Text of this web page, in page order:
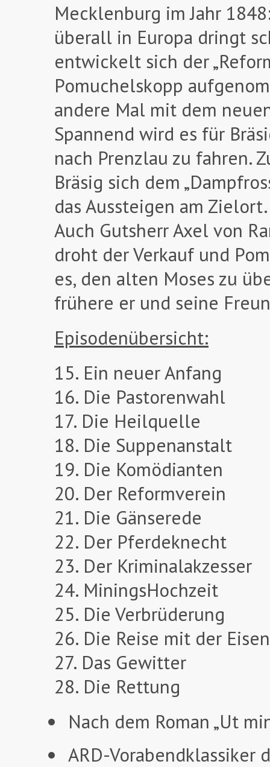
Mecklenburg im Jahr
überall in Europa dringt
entwickelt sich der
Pomuchelskopp
andere Mal mit dem
Spannend wird es für
nach Prenzlau zu fahren.
Bräsig sich dem
das Aussteigen am Zielort.
Auch Gutsherr Axel von
droht der Verkauf und
es, den alten Moses zu
frühere er und seine
Episodenübersicht:
15. Ein neuer Anfang
16. Die Pastorenwahl
17. Die Heilquelle
18. Die Suppenanstalt
19. Die Komödianten
20. Der Reformverein
21. Die Gänserede
22. Der Pferdeknecht
23. Der Kriminalakzesser
24. MiningsHochzeit
25. Die Verbrüderung
26. Die Reise mit der
27. Das Gewitter
28. Die Rettung
Nach dem Roman „Ut
ARD-Vorabendklassiker